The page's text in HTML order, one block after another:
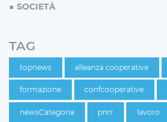
SOCIETÀ
TAG
topnews alleanza cooperative
formazione confcooperative
newsCategoria pnrr lavoro